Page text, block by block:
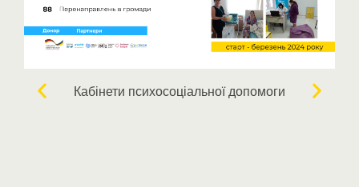
Кабінети психосоціальної допомоги